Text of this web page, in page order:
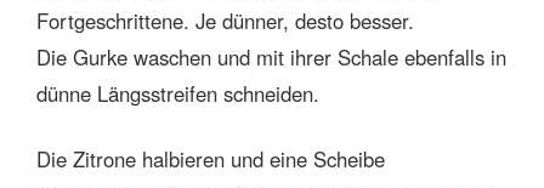
Fortgeschrittene. Je dünner, desto besser.
Die Gurke waschen und mit ihrer Schale ebenfalls in
dünne Längsstreifen schneiden.
Die Zitrone halbieren und eine Scheibe